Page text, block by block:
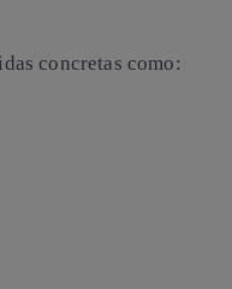
concretas como: